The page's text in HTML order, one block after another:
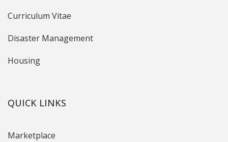
Curriculum Vitae
Disaster Management
Housing
QUICK LINKS
Marketplace